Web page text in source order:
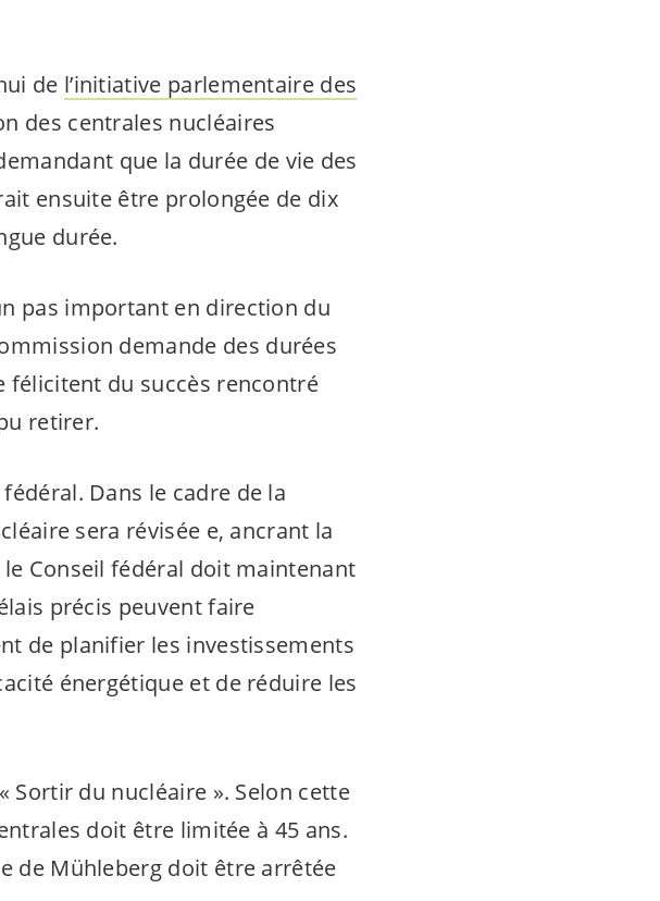
de l’initiative parlementaire des
des centrales nucléaires
que la durée de vie des
ensuite être prolongée de dix
durée.
pas important en direction du
demande des durées
félicitent du succès rencontré
retirer.
Dans le cadre de la
sera révisée e, ancrant la
le Conseil fédéral doit maintenant
précis peuvent faire
de planifier les investissements
énergétique et de réduire les
Sortir du nucléaire ». Selon cette
doit être limitée à 45 ans.
de Mühleberg doit être arrêtée